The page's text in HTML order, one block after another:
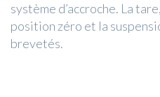
système d’accroche. La
position zéro et la
brevetés.